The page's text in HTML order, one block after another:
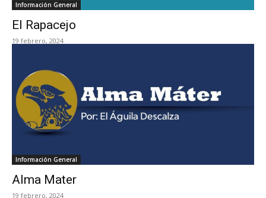
Información General
El Rapacejo
19 febrero, 2024
Información General
Alma Mater
19 febrero, 2024